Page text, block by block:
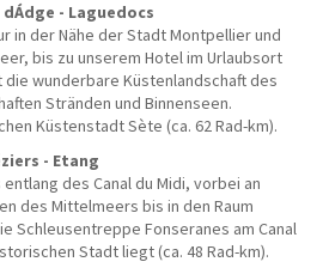
- Laguedocs
in der Nähe der Stadt Montpellier und
bis zu unserem Hotel im Urlaubsort
die wunderbare Küstenlandschaft des
Stränden und Binnenseen.
Küstenstadt Sète (ca. 62 Rad-km).
- Etang
des Canal du Midi, vorbei an
des Mittelmeers bis in den Raum
Schleusentreppe Fonseranes am Canal
Stadt liegt (ca. 48 Rad-km).